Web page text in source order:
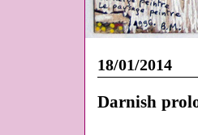
18/01/2014
Darnish